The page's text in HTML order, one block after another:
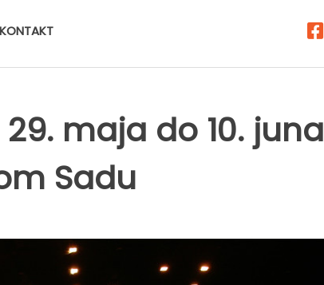
KONTAKT
maja do 10. juna
Sadu